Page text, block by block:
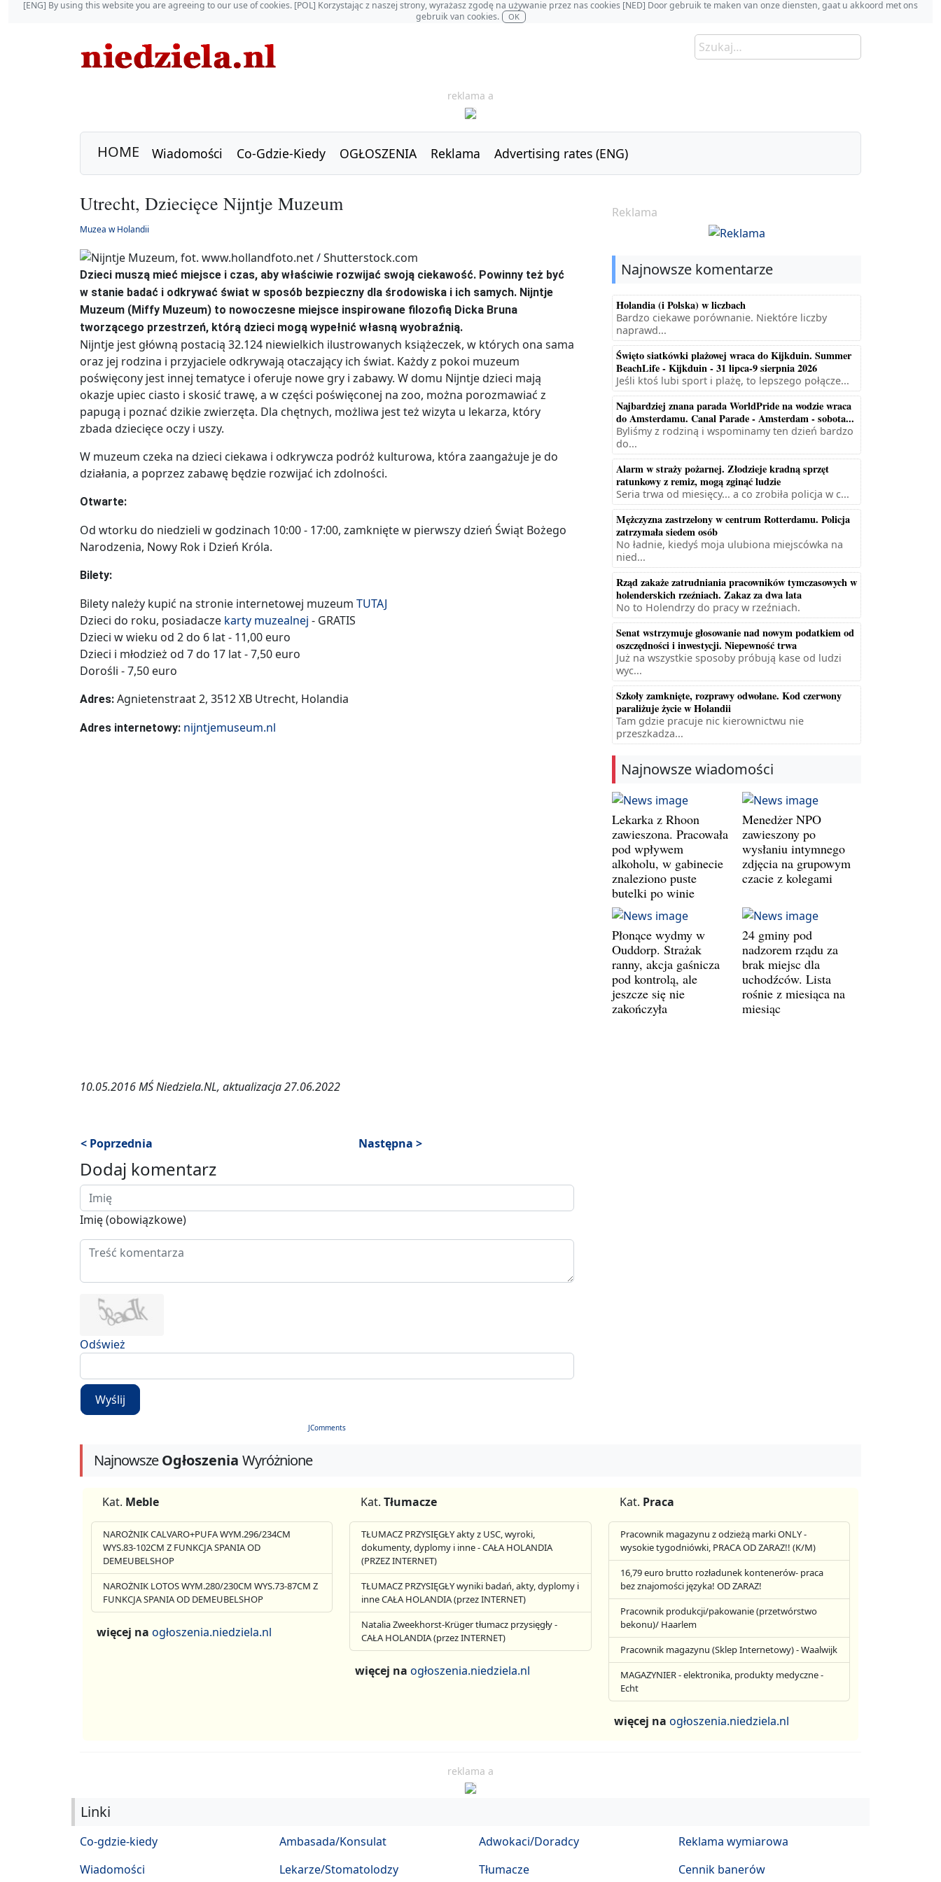
[ENG] By using this website you are agreeing to our use of cookies. [POL] Korzystając z naszej strony, wyrażasz zgodę na używanie przez nas cookies [NED] Door gebruik te maken van onze diensten, gaat u akkoord met ons
gebruik van cookies.
OK
reklama a
HOME Wiadomości Co-Gdzie-Kiedy OGŁOSZENIA Reklama Advertising rates (ENG)
Utrecht, Dziecięce Nijntje Muzeum
Muzea w Holandii
Dzieci muszą mieć miejsce i czas, aby właściwie rozwijać swoją ciekawość. Powinny też być
w stanie badać i odkrywać świat w sposób bezpieczny dla środowiska i ich samych. Nijntje
Muzeum (Miffy Muzeum) to nowoczesne miejsce inspirowane filozofią Dicka Bruna
tworzącego przestrzeń, którą dzieci mogą wypełnić własną wyobraźnią.
Nijntje jest główną postacią 32.124 niewielkich ilustrowanych książeczek, w których ona sama
oraz jej rodzina i przyjaciele odkrywają otaczający ich świat. Każdy z pokoi muzeum
poświęcony jest innej tematyce i oferuje nowe gry i zabawy. W domu Nijntje dzieci mają
okazje upiec ciasto i skosić trawę, a w części poświęconej na zoo, można porozmawiać z
papugą i poznać dzikie zwierzęta. Dla chętnych, możliwa jest też wizyta u lekarza, który
zbada dziecięce oczy i uszy.
W muzeum czeka na dzieci ciekawa i odkrywcza podróż kulturowa, która zaangażuje je do
działania, a poprzez zabawę będzie rozwijać ich zdolności.
Otwarte:
Od wtorku do niedzieli w godzinach 10:00 - 17:00, zamknięte w pierwszy dzień Świąt Bożego
Narodzenia, Nowy Rok i Dzień Króla.
Bilety:
Bilety należy kupić na stronie internetowej muzeum TUTAJ
Dzieci do roku, posiadacze karty muzealnej - GRATIS
Dzieci w wieku od 2 do 6 lat - 11,00 euro
Dzieci i młodzież od 7 do 17 lat - 7,50 euro
Dorośli - 7,50 euro
Adres: Agnietenstraat 2, 3512 XB Utrecht, Holandia
Adres internetowy: nijntjemuseum.nl
10.05.2016 MŚ Niedziela.NL, aktualizacja 27.06.2022
< Poprzednia Następna >
Dodaj komentarz
Imię (obowiązkowe)
Odśwież
Wyślij
JComments
Reklama
Najnowsze komentarze
Holandia (i Polska) w liczbach
Bardzo ciekawe porównanie. Niektóre liczby
naprawd...
Święto siatkówki plażowej wraca do Kijkduin. Summer
BeachLife - Kijkduin - 31 lipca-9 sierpnia 2026
Jeśli ktoś lubi sport i plażę, to lepszego połącze...
Najbardziej znana parada WorldPride na wodzie wraca
do Amsterdamu. Canal Parade - Amsterdam - sobota...
Byliśmy z rodziną i wspominamy ten dzień bardzo
do...
Alarm w straży pożarnej. Złodzieje kradną sprzęt
ratunkowy z remiz, mogą zginąć ludzie
Seria trwa od miesięcy... a co zrobiła policja w c...
Mężczyzna zastrzelony w centrum Rotterdamu. Policja
zatrzymała siedem osób
No ładnie, kiedyś moja ulubiona miejscówka na
nied...
Rząd zakaże zatrudniania pracowników tymczasowych w
holenderskich rzeźniach. Zakaz za dwa lata
No to Holendrzy do pracy w rzeźniach.
Senat wstrzymuje głosowanie nad nowym podatkiem od
oszczędności i inwestycji. Niepewność trwa
Już na wszystkie sposoby próbują kase od ludzi
wyc...
Szkoły zamknięte, rozprawy odwołane. Kod czerwony
paraliżuje życie w Holandii
Tam gdzie pracuje nic kierownictwu nie
przeszkadza...
Najnowsze wiadomości
Lekarka z Rhoon
zawieszona. Pracowała
pod wpływem
alkoholu, w gabinecie
znaleziono puste
butelki po winie
Menedżer NPO
zawieszony po
wysłaniu intymnego
zdjęcia na grupowym
czacie z kolegami
Płonące wydmy w
Ouddorp. Strażak
ranny, akcja gaśnicza
pod kontrolą, ale
jeszcze się nie
zakończyła
24 gminy pod
nadzorem rządu za
brak miejsc dla
uchodźców. Lista
rośnie z miesiąca na
miesiąc
NajnowszeOgłoszenia Wyróżnione
Kat. Meble
NAROŻNIK CALVARO+PUFA WYM.296/234CM
WYS.83-102CM Z FUNKCJA SPANIA OD
DEMEUBELSHOP
NAROŻNIK LOTOS WYM.280/230CM WYS.73-87CM Z
FUNKCJA SPANIA OD DEMEUBELSHOP
więcej na ogłoszenia.niedziela.nl
Kat. Tłumacze
TŁUMACZ PRZYSIĘGŁY akty z USC, wyroki,
dokumenty, dyplomy i inne - CAŁA HOLANDIA
(PRZEZ INTERNET)
TŁUMACZ PRZYSIĘGŁY wyniki badań, akty, dyplomy i
inne CAŁA HOLANDIA (przez INTERNET)
Natalia Zweekhorst-Krüger tłumacz przysięgły -
CAŁA HOLANDIA (przez INTERNET)
więcej naogłoszenia.niedziela.nl
Kat. Praca
Pracownik magazynu z odzieżą marki ONLY -
wysokie tygodniówki, PRACA OD ZARAZ!! (K/M)
16,79 euro brutto rozładunek kontenerów- praca
bez znajomości języka! OD ZARAZ!
Pracownik produkcji/pakowanie (przetwórstwo
bekonu)/ Haarlem
Pracownik magazynu (Sklep Internetowy) - Waalwijk
MAGAZYNIER - elektronika, produkty medyczne -
Echt
więcej na ogłoszenia.niedziela.nl
reklama a
Linki
Co-gdzie-kiedy
Wiadomości
Ambasada/Konsulat
Lekarze/Stomatolodzy
Adwokaci/Doradcy
Tłumacze
Reklama wymiarowa
Cennik banerów